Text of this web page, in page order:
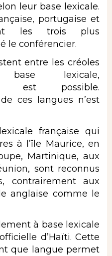
leur base lexicale.
portugaise et
les trois plus
le conférencier.
entre les créoles
lexicale,
est possible.
ces langues n’est
française qui
à l’île Maurice, en
Martinique, aux
sont reconnus
contrairement aux
anglaise comme le
à base lexicale
d’Haïti. Cette
que langue permet